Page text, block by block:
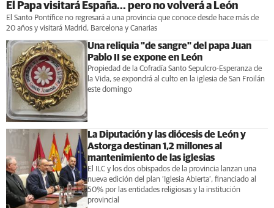
El Papa visitará España... pero no volverá a León
El Santo Pontífice no regresará a una provincia que conoce desde hace más de
20 años y visitará Madrid, Barcelona y Canarias
Una reliquia "de sangre" del papa Juan
Pablo II se expone en León
Propiedad de la Cofradía Santo Sepulcro-Esperanza de
la Vida, se expondrá al culto en la iglesia de San Froilán
este domingo
La Diputación y las diócesis de León y
Astorga destinan 1,2 millones al
mantenimiento de las iglesias
El ILC y los dos obispados de la provincia lanzan una
nueva edición del plan ‘Iglesia Abierta’, financiado al
50% por las entidades religiosas y la institución
provincial